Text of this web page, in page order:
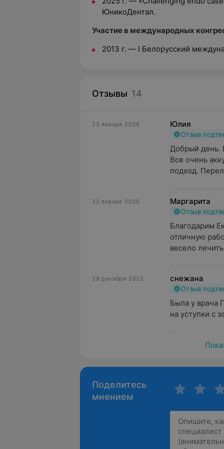
ЮникоДентал.
Участие в международных
2013 г. — I Белорусский
Отзывы 14
22 января 2026 Юлия
Отзыв
Добрый день.
Все очень
подход.
22 января 2026 Маргарита
Отзыв
Благодарим
отличную
весело
29 декабря 2025 снежана
Отзыв
Была у врача
на уступки с
Поделитесь
мнением